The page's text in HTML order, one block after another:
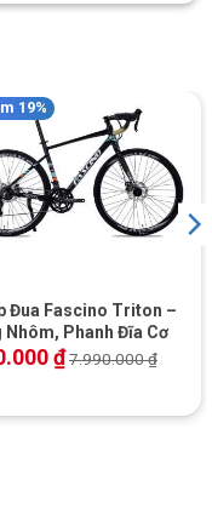
19%
Đua Fascino Triton –
Nhôm, Phanh Đĩa Cơ
₫7.990.000₫